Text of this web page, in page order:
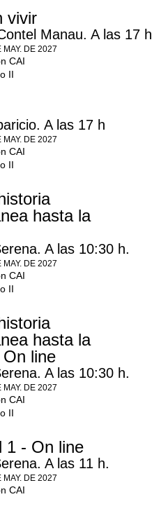
vivir
Manau. A las 17 h
MAY. DE 2027
CAI
II
A las 17 h
MAY. DE 2027
CAI
II
hasta la
A las 10:30 h.
MAY. DE 2027
CAI
II
hasta la
line
A las 10:30 h.
MAY. DE 2027
CAI
II
1 - On line
A las 11 h.
MAY. DE 2027
CAI